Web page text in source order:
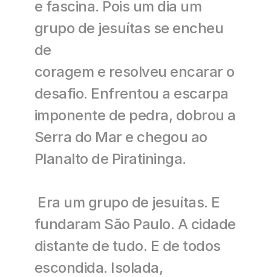
e fascina. Pois um dia um
grupo de jesuítas se encheu
de
coragem e resolveu encarar o
desafio. Enfrentou a escarpa
imponente de pedra, dobrou a
Serra do Mar e chegou ao
Planalto de Piratininga.
fundaram São Paulo. A cidade
distante de tudo. E de todos
escondida. Isolada,